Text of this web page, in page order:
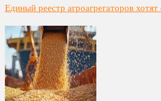
Единый реестр агроагрегаторов